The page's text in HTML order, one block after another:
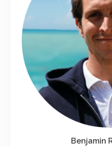
Benjamin